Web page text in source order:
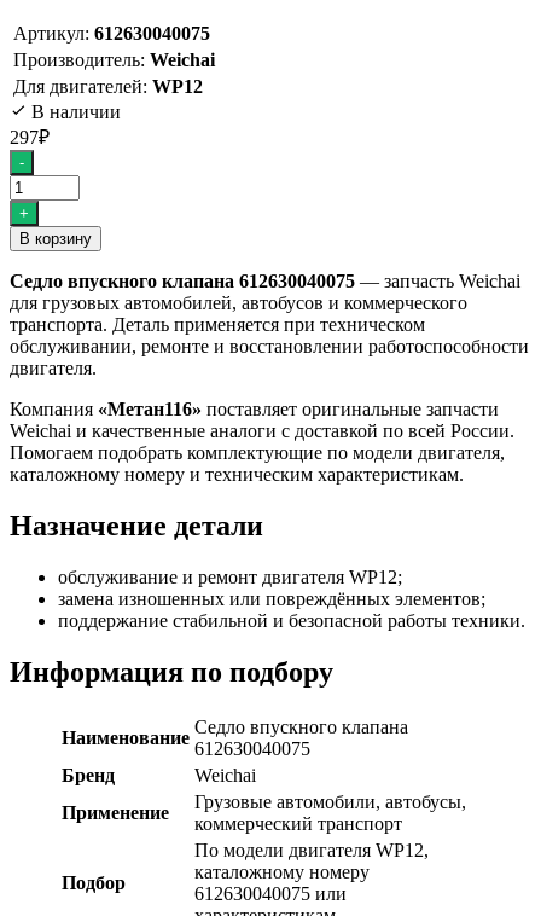
Артикул: 612630040075
Производитель: Weichai
Для двигателей: WP12
В наличии
297₽
Количество
товара
Седло
впускного
клапана
-
+
В корзину
Седло впускного клапана 612630040075 — запчасть Weichai
для грузовых автомобилей, автобусов и коммерческого
транспорта. Деталь применяется при техническом
обслуживании, ремонте и восстановлении работоспособности
двигателя.
Компания «Метан116» поставляет оригинальные запчасти
Weichai и качественные аналоги с доставкой по всей России.
Помогаем подобрать комплектующие по модели двигателя,
каталожному номеру и техническим характеристикам.
Назначение детали
обслуживание и ремонт двигателя WP12;
замена изношенных или повреждённых элементов;
поддержание стабильной и безопасной работы техники.
Информация по подбору
Наименование
Седло впускного клапана
612630040075
Бренд
Weichai
Применение
Грузовые автомобили, автобусы,
коммерческий транспорт
Подбор
По модели двигателя WP12,
каталожному номеру
612630040075 или